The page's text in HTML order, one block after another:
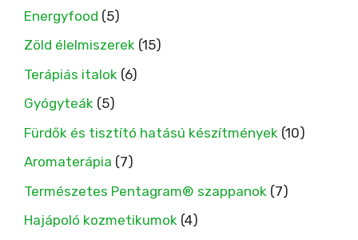
Energyfood (5)
Zöld élelmiszerek (15)
Terápiás italok (6)
Gyógyteák (5)
Fürdők és tisztító hatású készítmények (10)
Aromaterápia (7)
Természetes Pentagram® szappanok (7)
Hajápoló kozmetikumok (4)